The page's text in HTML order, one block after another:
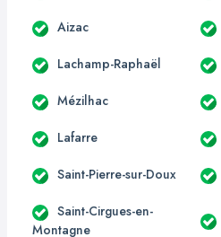
Aizac
Lachamp-Raphaël
Mézilhac
Lafarre
Saint-Pierre-sur-Doux
Saint-Cirgues-en-
Montagne